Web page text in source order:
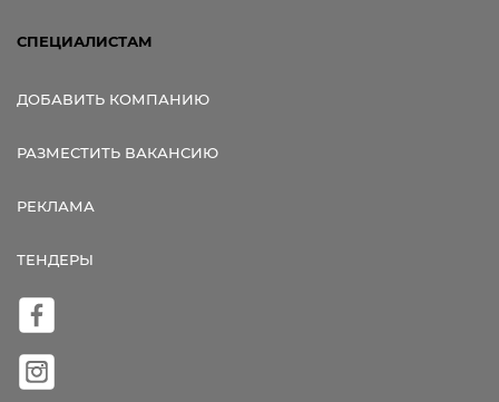
СПЕЦИАЛИСТАМ
ДОБАВИТЬ КОМПАНИЮ
РАЗМЕСТИТЬ ВАКАНСИЮ
РЕКЛАМА
ТЕНДЕРЫ